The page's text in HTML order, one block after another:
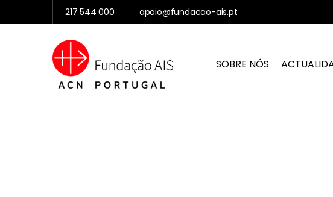
217 544 000 apoio@fundacao-ais.pt
SOBRE NÓS